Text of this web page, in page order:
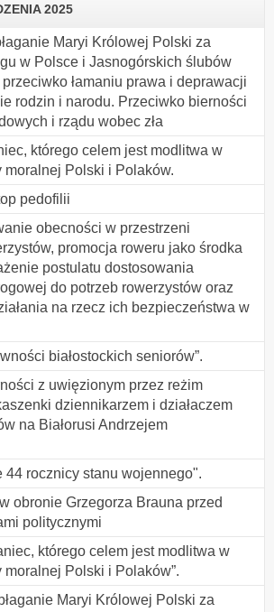
2025
Maryi Królowej Polski za
w Polsce i Jasnogórskich ślubów
łamaniu prawa i deprawacji
rodzin i narodu. Przeciwko bierności
i rządu wobec zła
którego celem jest modlitwa w
moralnej Polski i Polaków.
pedofilii
obecności w przestrzeni
promocja roweru jako środka
postulatu dostosowania
do potrzeb rowerzystów oraz
na rzecz ich bezpieczeństwa w
białostockich seniorów”.
z uwięzionym przez reżim
dziennikarzem i działaczem
na Białorusi Andrzejem
44 rocznicy stanu wojennego".
obronie Grzegorza Brauna przed
politycznymi
którego celem jest modlitwa w
Polski i Polaków”.
Maryi Królowej Polski za